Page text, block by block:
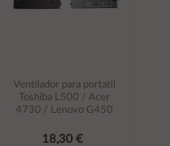
Ventilador para portatil
Toshiba L500 / Acer
4730 / Lenovo G450
18,30 €